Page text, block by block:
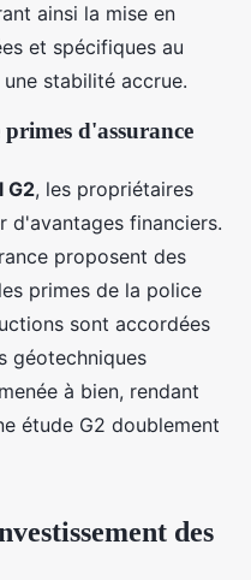
ainsi la mise en
et spécifiques au
stabilité accrue.
d'assurance
G2, les propriétaires
d'avantages financiers.
proposent des
primes de la police
sont accordées
géotechniques
à bien, rendant
étude G2 doublement
des